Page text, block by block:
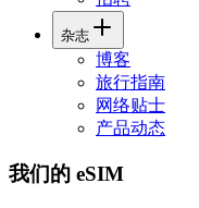
杂志
博客
旅行指南
网络贴士
产品动态
我们的 eSIM